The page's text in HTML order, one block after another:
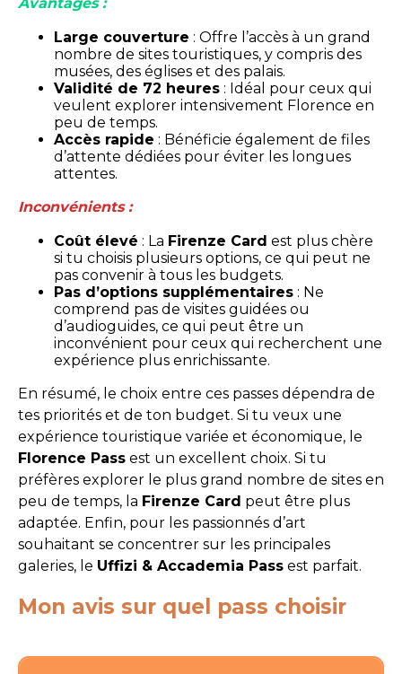
Large couverture : Offre l’accès à un grand
nombre de sites touristiques, y compris des
musées, des églises et des palais.
Validité de 72 heures : Idéal pour ceux qui
veulent explorer intensivement Florence en
peu de temps.
Accès rapide : Bénéficie également de files
d’attente dédiées pour éviter les longues
attentes.
Inconvénients :
Coût élevé : La Firenze Card est plus chère
si tu choisis plusieurs options, ce qui peut ne
pas convenir à tous les budgets.
Pas d’options supplémentaires : Ne
comprend pas de visites guidées ou
d’audioguides, ce qui peut être un
inconvénient pour ceux qui recherchent une
expérience plus enrichissante.
En résumé, le choix entre ces passes dépendra de
tes priorités et de ton budget. Si tu veux une
expérience touristique variée et économique, le
Florence Pass est un excellent choix. Si tu
préfères explorer le plus grand nombre de sites en
peu de temps, la Firenze Card peut être plus
adaptée. Enfin, pour les passionnés d’art
souhaitant se concentrer sur les principales
galeries, le Uffizi & Accademia Pass est parfait.
Mon avis sur quel pass choisir